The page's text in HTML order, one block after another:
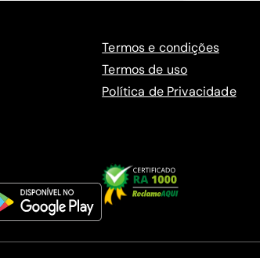
Termos e condições
Termos de uso
Política de Privacidade